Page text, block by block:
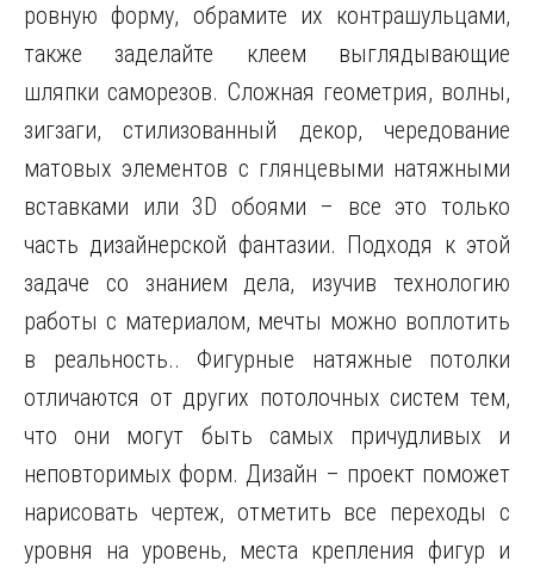
ровную форму, обрамите их контрашульцами,
также заделайте клеем выглядывающие
шляпки саморезов. Сложная геометрия, волны,
зигзаги, стилизованный декор, чередование
матовых элементов с глянцевыми натяжными
вставками или 3D обоями – все это только
часть дизайнерской фантазии. Подходя к этой
задаче со знанием дела, изучив технологию
работы с материалом, мечты можно воплотить
в реальность.. Фигурные натяжные потолки
отличаются от других потолочных систем тем,
что они могут быть самых причудливых и
неповторимых форм. Дизайн – проект поможет
нарисовать чертеж, отметить все переходы с
уровня на уровень, места крепления фигур и